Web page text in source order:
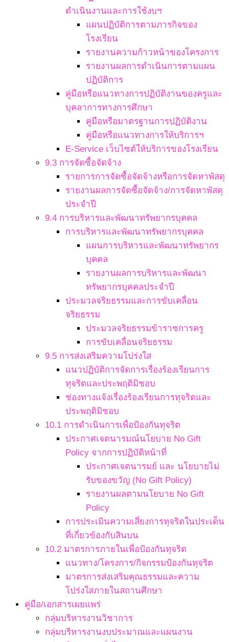
ดำเนินงานและการใช้งบฯ
แผนปฏิบัติการตามภารกิจของ
โรงเรียน
รายงานความก้าวหน้าของโครงการ
รายงานผลการดำเนินการตามแผน
ปฏิบัติการ
คู่มือหรือแนวทางการปฏิบัติงานของครูและ
บุคลาการทางการศึกษา
คู่มือหรือมาตรฐานการปฏิบัติงาน
คู่มือหรือแนวทางการให้บริการฯ
E-Service เว็บไซต์ให้บริการของโรงเรียน
9.3 การจัดซื้อจัดจ้าง
รายการการจัดซื้อจัดจ้างหรือการจัดหาพัสดุ
รายงานผลการจัดซื้อจัดจ้าง/การจัดหาพัสดุ
ประจำปี
9.4 การบริหารและพัฒนาทรัพยากรบุคคล
การบริหารและพัฒนาทรัพยากรบุคคล
แผนการบริหารและพัฒนาทรัพยากร
บุคคล
รายงานผลการบริหารและพัฒนา
ทรัพยากรบุคคลประจำปี
ประมวลจริยธรรมและการขับเคลื่อน
จริยธรรม
ประมวลจริยธรรมข้าราชการครู
การขับเคลื่อนจริยธรรม
9.5 การส่งเสริมความโปร่งใส
แนวปฏิบัติการจัดการเรื่องร้องเรียนการ
ทุจริตและประพฤติมิชอบ
ช่องทางแจ้งเรื่องร้องเรียนการทุจริตและ
ประพฤติมิชอบ
10.1 การดำเนินการเพื่อป้องกันทุจริต
ประกาศเจตนารมณ์นโยบาย No Gift
Policy จากการปฏิบัติหน้าที่
ประกาศเจตนารมย์ และ นโยบายไม่
รับของขวัญ (No Gift Policy)
รายงานผลตามนโยบาย No Gift
Policy
การประเมินความเสี่ยงการทุจริตในประเด็น
ที่เกี่ยวข้องกับสินบน
10.2 มาตรการภายในเพื่อป้องกันทุจริต
แนวทาง/โครงการ/กิจกรรมป้องกันทุจริต
มาตรการส่งเสริมคุณธรรมและความ
โปร่งใสภายในสถานศึกษา
คู่มือ/เอกสารเผยแพร่
กลุ่มบริหารงานวิชาการ
กลุ่มบริหารงานงบประมาณและแผนงาน